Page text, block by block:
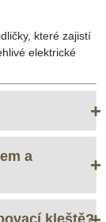
které zajistí
elektrické
a
kleště?